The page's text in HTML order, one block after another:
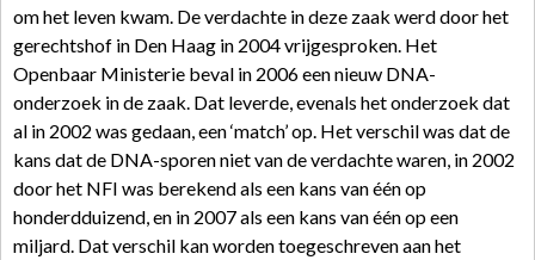
om het leven kwam. De verdachte in deze zaak werd door het
gerechtshof in Den Haag in 2004 vrijgesproken. Het
Openbaar Ministerie beval in 2006 een nieuw DNA-
onderzoek in de zaak. Dat leverde, evenals het onderzoek dat
al in 2002 was gedaan, een ‘match’ op. Het verschil was dat de
kans dat de DNA-sporen niet van de verdachte waren, in 2002
door het NFI was berekend als een kans van één op
honderdduizend, en in 2007 als een kans van één op een
miljard. Dat verschil kan worden toegeschreven aan het